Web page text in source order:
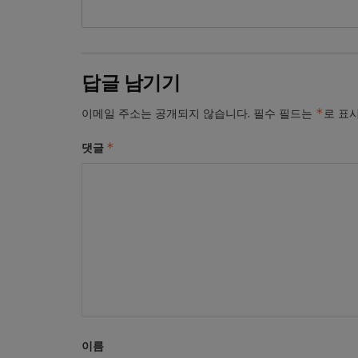
답글 남기기
이메일 주소는 공개되지 않습니다. 필수 필드는 *로 표
댓글 *
이름